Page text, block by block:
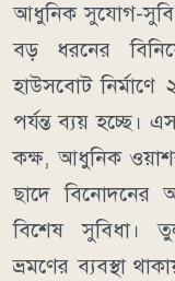
আধুনিক সুযোগ-
বড় ধরনের
হাউসবোট
পর্যন্ত ব্যয় হচ্ছে।
কক্ষ, আধুনিক
ছাদে বিনোদনের
বিশেষ সুবিধা।
ভ্রমণের ব্যবস্থা